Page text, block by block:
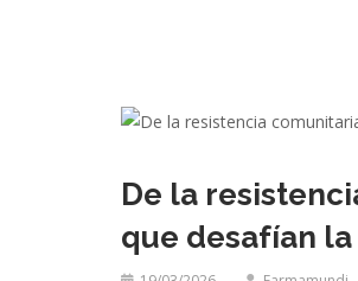
De la
que desafían